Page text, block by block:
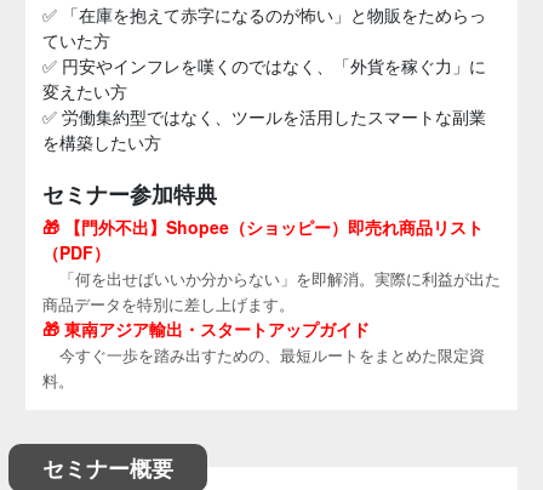
✅ 「在庫を抱えて赤字になるのが怖い」と物販をためらっ
ていた方
✅ 円安やインフレを嘆くのではなく、「外貨を稼ぐ力」に
変えたい方
✅ 労働集約型ではなく、ツールを活用したスマートな副業
を構築したい方
セミナー参加特典
🎁 【門外不出】Shopee（ショッピー）即売れ商品リスト
（PDF）
「何を出せばいいか分からない」を即解消。実際に利益が出た
商品データを特別に差し上げます。
🎁 東南アジア輸出・スタートアップガイド
今すぐ一歩を踏み出すための、最短ルートをまとめた限定資
料。
セミナー概要